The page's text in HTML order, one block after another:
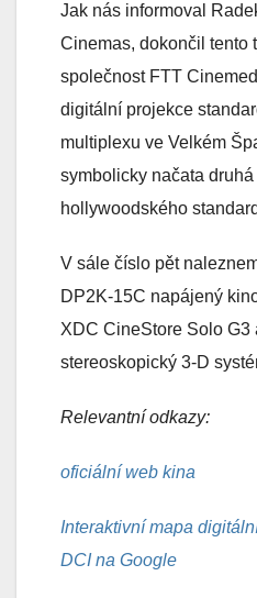
Jak nás informoval
Cinemas, dokončil tento
společnost FTT
digitální projekce
multiplexu ve Velkém
symbolicky načata
hollywoodského
V sále číslo pět
DP2K-15C napájený
XDC CineStore Solo G3
stereoskopický 3-D
Relevantní odkazy:
oficiální web kina
Interaktivní mapa
DCI na Google